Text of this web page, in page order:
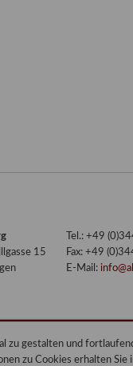
zu gestalten und
zu Cookies erhalten Sie
15
Tel.: +49
Fax: +49
E-Mail:
Blog